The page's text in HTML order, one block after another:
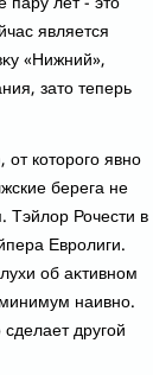
является
«Нижний»,
затο теперь
котοрого явно
берега не
Тэйлοр Рочести в
Евролиги.
об аκтивном
наивно.
другой